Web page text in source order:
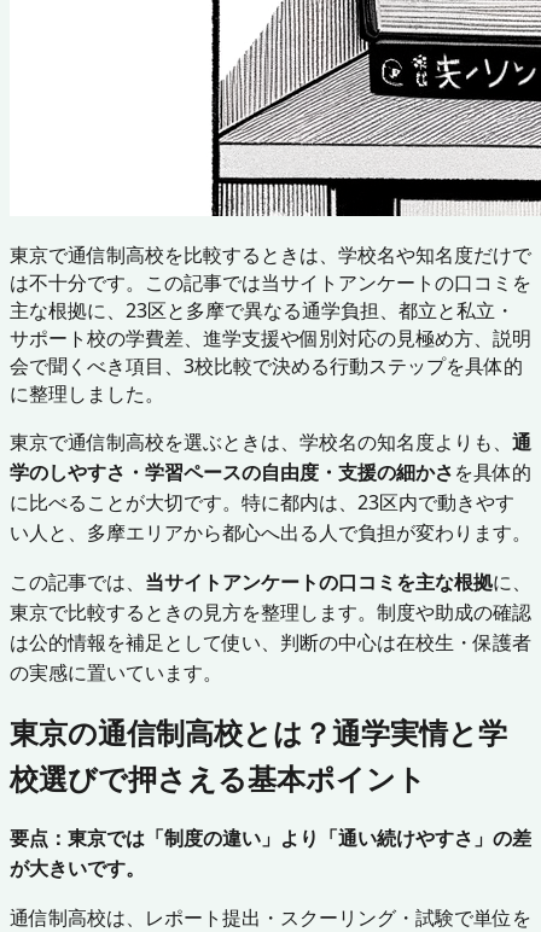
東京で通信制高校を比較するときは、学校名や知名度だけで
は不十分です。この記事では当サイトアンケートの口コミを
主な根拠に、23区と多摩で異なる通学負担、都立と私立・
サポート校の学費差、進学支援や個別対応の見極め方、説明
会で聞くべき項目、3校比較で決める行動ステップを具体的
に整理しました。
東京で通信制高校を選ぶときは、学校名の知名度よりも、 通
学のしやすさ・学習ペースの自由度・支援の細かさを具体的
に比べることが大切です。特に都内は、23区内で動きやす
い人と、多摩エリアから都心へ出る人で負担が変わります。
この記事では、 当サイトアンケートの口コミを主な根拠に、
東京で比較するときの見方を整理します。制度や助成の確認
は公的情報を補足として使い、判断の中心は在校生・保護者
の実感に置いています。
東京の通信制高校とは？通学実情と学
校選びで押さえる基本ポイント
要点：東京では「制度の違い」より「通い続けやすさ」の差
が大きいです。
通信制高校は、レポート提出・スクーリング・試験で単位を